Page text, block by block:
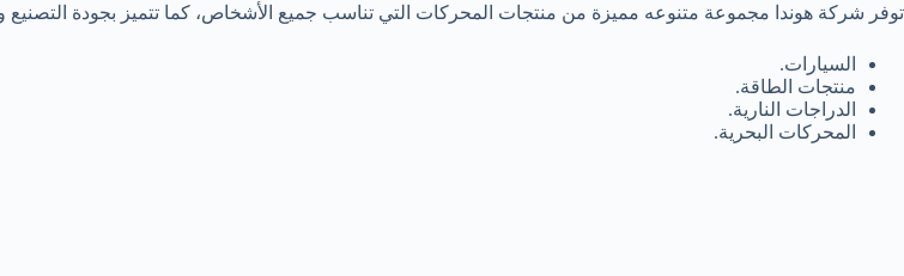
توفر شركة هوندا مجموعة متنوعه مميزة من منتجات المحركات التي تناسب جميع الأشخاص، كما تتميز بجودة التصنيع
السيارات.
منتجات الطاقة.
الدراجات النارية.
المحركات البحرية.